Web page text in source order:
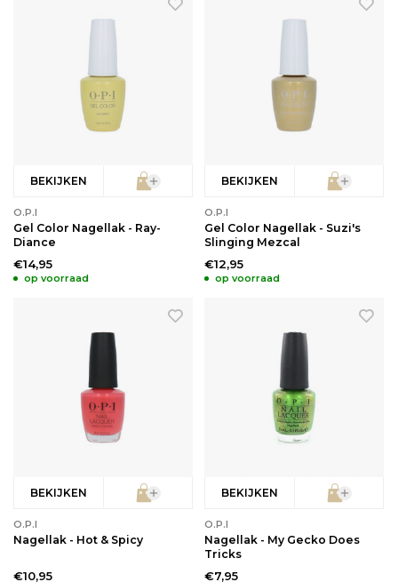
BEKIJKEN
O.P.I
Gel Color Nagellak - Ray-
Diance
€14,95
op voorraad
BEKIJKEN
O.P.I
Gel Color Nagellak - Suzi's
Slinging Mezcal
€12,95
op voorraad
BEKIJKEN
O.P.I
Nagellak - Hot & Spicy
€10,95
BEKIJKEN
O.P.I
Nagellak - My Gecko Does
Tricks
€7,95